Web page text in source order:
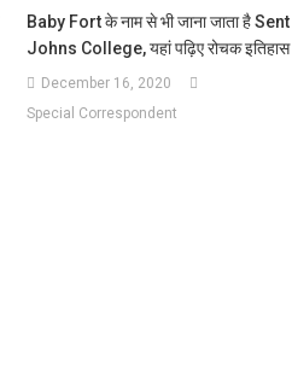
Baby Fort के नाम से भी जाना जाता है Sent
Johns College, यहां पढ़िए रोचक इतिहास
December 16, 2020
Special Correspondent